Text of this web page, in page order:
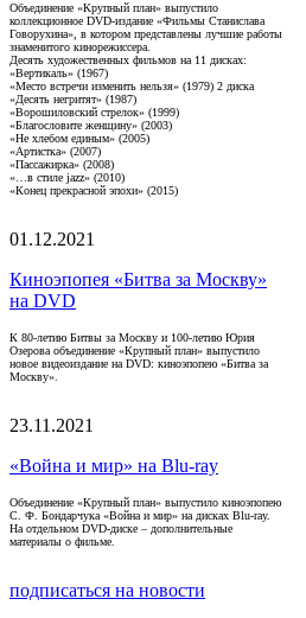
Объединение «Крупный план» выпустило
коллекционное DVD-издание «Фильмы Станислава
Говорухина», в котором представлены лучшие работы
знаменитого кинорежиссера.
Десять художественных фильмов на 11 дисках:
«Вертикаль» (1967)
«Место встречи изменить нельзя» (1979) 2 диска
«Десять негритят» (1987)
«Ворошиловский стрелок» (1999)
«Благословите женщину» (2003)
«Не хлебом единым» (2005)
«Артистка» (2007)
«Пассажирка» (2008)
«…в стиле jazz» (2010)
«Конец прекрасной эпохи» (2015)
01.12.2021
Киноэпопея «Битва за Москву»
на DVD
К 80-летию Битвы за Москву и 100-летию Юрия
Озерова объединение «Крупный план» выпустило
новое видеоиздание на DVD: киноэпопею «Битва за
Москву».
23.11.2021
«Война и мир» на Blu-ray
Объединение «Крупный план» выпустило киноэпопею
С. Ф. Бондарчука «Война и мир» на дисках Blu-ray.
На отдельном DVD-диске – дополнительные
материалы о фильме.
подписаться на новости